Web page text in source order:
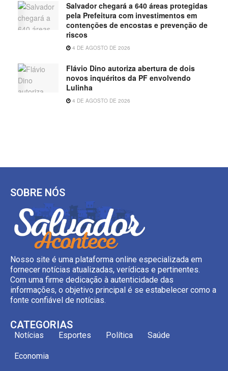
Salvador chegará a 640 áreas protegidas
pela Prefeitura com investimentos em
contenções de encostas e prevenção de
riscos
4 DE AGOSTO DE 2026
Flávio Dino autoriza abertura de dois
novos inquéritos da PF envolvendo
Lulinha
4 DE AGOSTO DE 2026
SOBRE NÓS
Nosso site é uma plataforma online especializada em
fornecer notícias atualizadas, verídicas e pertinentes.
Com uma firme dedicação à autenticidade das
informações, o objetivo principal é se estabelecer como a
fonte confiável de notícias.
CATEGORIAS
Notícias Esportes Política Saúde
Economia